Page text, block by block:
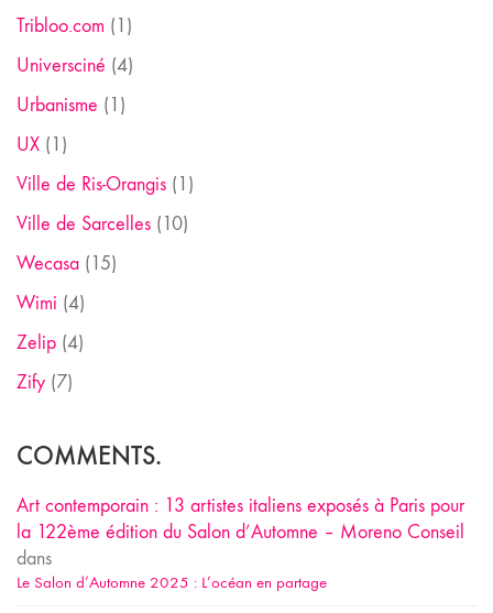
Tribloo.com (1)
Universciné (4)
Urbanisme (1)
UX (1)
Ville de Ris-Orangis (1)
Ville de Sarcelles (10)
Wecasa (15)
Wimi (4)
Zelip (4)
Zify (7)
COMMENTS.
Art contemporain : 13 artistes italiens exposés à Paris pour
la 122ème édition du Salon d’Automne – Moreno Conseil
dans
Le Salon d’Automne 2025 : L’océan en partage